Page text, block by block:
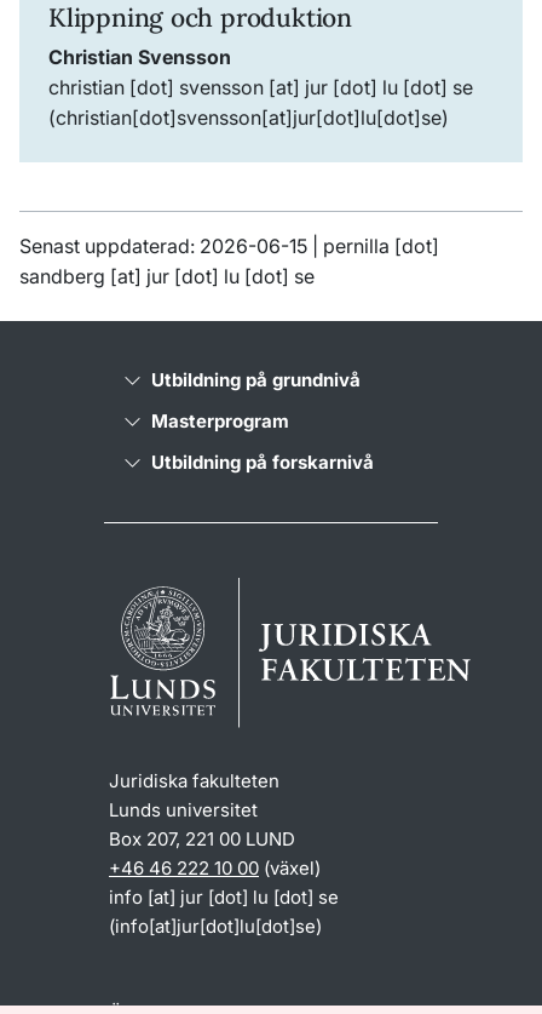
Klippning och produktion
Christian Svensson
christian [dot] svensson [at] jur [dot] lu [dot] se
(christian[dot]svensson[at]jur[dot]lu[dot]se)
Senast uppdaterad: 2026-06-15 | pernilla [dot]
sandberg [at] jur [dot] lu [dot] se
Utbildning på grundnivå
Masterprogram
Utbildning på forskarnivå
Juridiska fakulteten
Lunds universitet
Box 207, 221 00 LUND
+46 46 222 10 00 (växel)
info [at] jur [dot] lu [dot] se
(info[at]jur[dot]lu[dot]se)